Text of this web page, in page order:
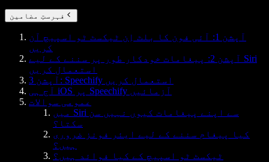
فہرستِ مضامین
آپشن 1: آئی فون کا بلٹ اِن ٹیکسٹ ٹو اسپیچ آن
کریں
آپشن 2: پیغامات خودکار طور پر سننے کے لیے Siri
استعمال کریں
آپشن 3: Speechify استعمال کریں
آج ہی iOS پر Speechify آزمائیں
عمومی سوالات
میں Siri سے اپنے پیغامات کیوں نہیں سن
سکتا؟
کیا پیغام سننے کے لیے ایئر فونز ضروری
ہیں؟
ٹیکسٹ ٹو اسپیچ کے کیا فوائد ہیں؟